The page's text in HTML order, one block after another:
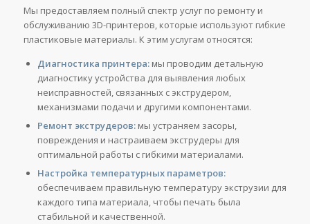
Мы предоставляем полный спектр услуг по ремонту и
обслуживанию 3D-принтеров, которые используют гибкие
пластиковые материалы. К этим услугам относятся:
Диагностика принтера:мы проводим детальную
диагностику устройства для выявления любых
неисправностей, связанных с экструдером,
механизмами подачи и другими компонентами.
Ремонт экструдеров:мы устраняем засоры,
повреждения и настраиваем экструдеры для
оптимальной работы с гибкими материалами.
Настройка температурных параметров:
обеспечиваем правильную температуру экструзии для
каждого типа материала, чтобы печать была
стабильной и качественной.